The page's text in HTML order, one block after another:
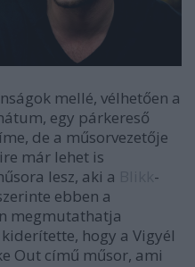
mellé, vélhetően a
egy párkereső
de a műsorvezetője
már lehet is
lesz, aki a
-
ebben a
megmutathatja
kiderítette, hogy a Vigyél
Out című műsor, ami